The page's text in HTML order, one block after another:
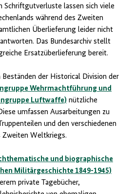
Schriftgutverluste lassen sich viele
während des Zweiten
Überlieferung leider nicht
Das Bundesarchiv stellt
Ersatzüberlieferung bereit.
der Historical Division der
Wehrmachtführung und
Luftwaffe) nützliche
umfassen Ausarbeitungen zu
und den verschiedenen
Zweiten Weltkriegs.
und biographische
Militärgeschichte 1849-1945)
private Tagebücher,